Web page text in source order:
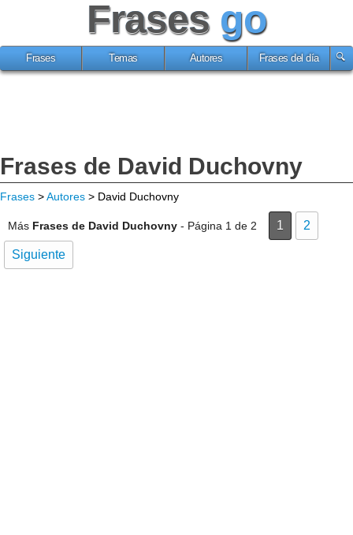
Frases go
Frases Temas Autores Frases del día
Frases de David Duchovny
Frases >Autores > David Duchovny
Más Frases de David Duchovny - Página 1 de 2 1 2
Siguiente